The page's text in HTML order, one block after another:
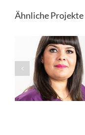
Ähnliche Projekte
Bianca Labandeira